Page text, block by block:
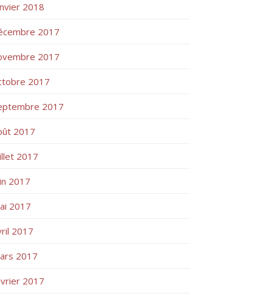
2018
2017
2017
2017
2017
2017
2017
2017
2017
2017
2017
2017